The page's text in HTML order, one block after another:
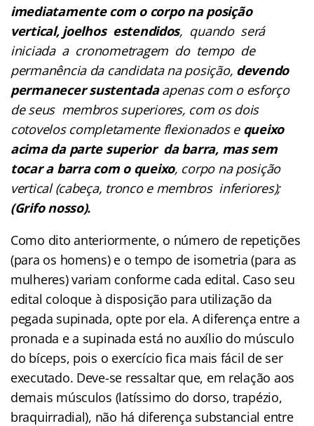
imediatamente com o corpo na posição
vertical, joelhos estendidos, quando será
iniciada a cronometragem do tempo de
permanência da candidata na posição, devendo
permanecer sustentadaapenas com o esforço
de seus membros superiores, com os dois
cotovelos completamente flexionados e queixo
acima da parte superior da barra, mas sem
tocar a barra com o queixo, corpo na posição
vertical (cabeça, tronco e membros inferiores);
(Grifo nosso).
Como dito anteriormente, o número de repetições
(para os homens) e o tempo de isometria (para as
mulheres) variam conforme cada edital. Caso seu
edital coloque à disposição para utilização da
pegada supinada, opte por ela. A diferença entre a
pronada e a supinada está no auxílio do músculo
do bíceps, pois o exercício fica mais fácil de ser
executado. Deve-se ressaltar que, em relação aos
demais músculos (latíssimo do dorso, trapézio,
braquirradial), não há diferença substancial entre